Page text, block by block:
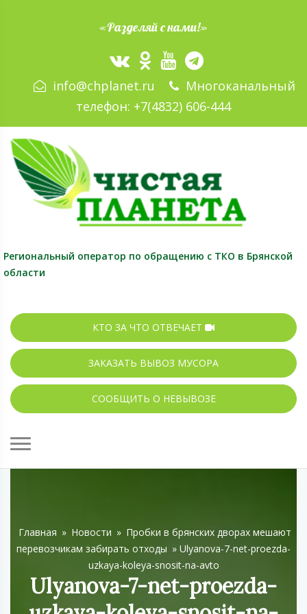
«Разделяй с нами!»
info@chplanet.ru
Многоканальный
телефон: +7(4832) 606-444
Региональный оператор по обращению с ТКО в Брянской
области
КТО ЗА ЧТО ОТВЕЧАЕТ
ЗАКАЗАТЬ ВЫВОЗ МУСОРА
СООБЩИТЬ О НЕВЫВОЗЕ
Главная » Новости » Пробки в брянских дворах мешают
перевозчикам забирать отходы » Ulyanova-7-net-proezda-
uzkaya-koleya-snosit-na-avto
Ulyanova-7-net-proezda-